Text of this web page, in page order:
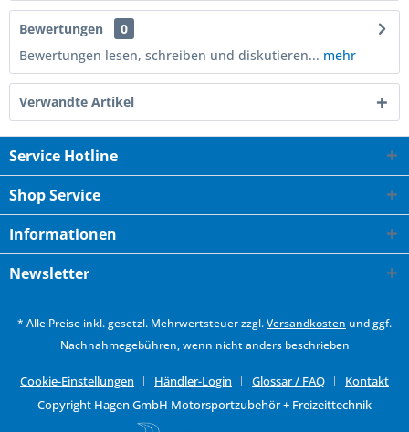
Bewertungen
0
Bewertungen lesen, schreiben und diskutieren... mehr
Verwandte Artikel
Service Hotline
Shop Service
Informationen
Newsletter
* Alle Preise inkl. gesetzl. Mehrwertsteuer zzgl.Versandkosten und ggf.
Nachnahmegebühren, wenn nicht anders beschrieben
Cookie-Einstellungen Händler-Login Glossar / FAQ
Kontakt
Copyright Hagen GmbH Motorsportzubehör + Freizeittechnik